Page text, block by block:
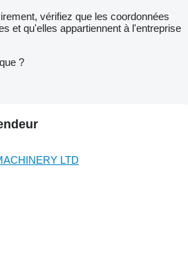
vérifiez que les coordonnées
et qu'elles appartiennent à l'entreprise
?
LTD